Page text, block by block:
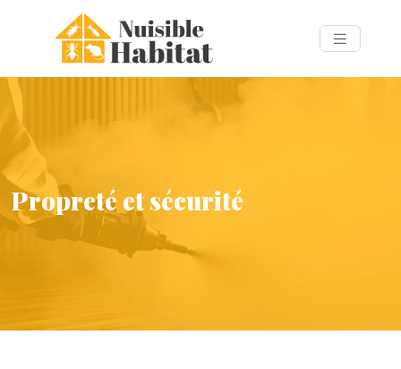
Propreté et sécurité